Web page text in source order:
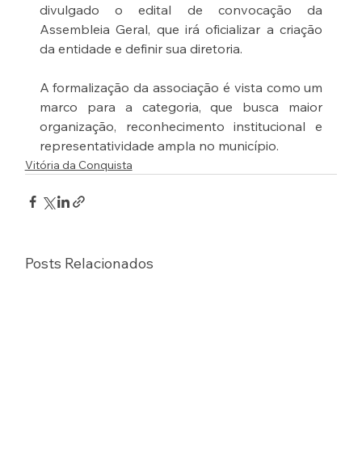
divulgado o edital de convocação da
Assembleia Geral, que irá oficializar a criação
da entidade e definir sua diretoria.
A formalização da associação é vista como um
marco para a categoria, que busca maior
organização, reconhecimento institucional e
representatividade ampla no município.
Vitória da Conquista
Posts Relacionados